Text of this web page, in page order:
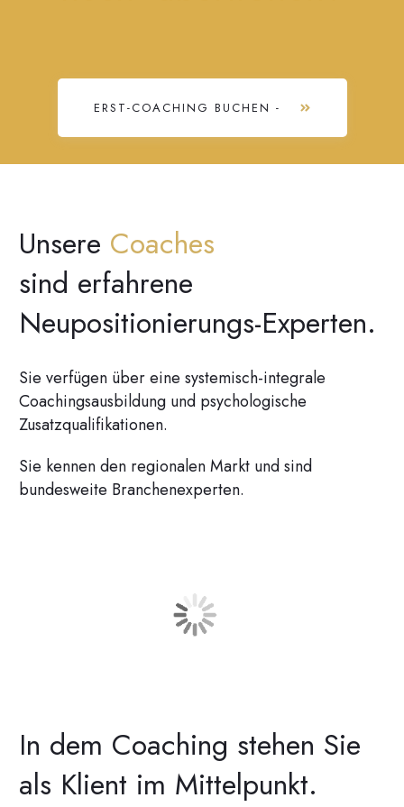
ERST-COACHING BUCHEN -
Unsere Coaches
sind erfahrene
Neupositionierungs-Experten.
Sie verfügen über eine systemisch-integrale
Coachingsausbildung und psychologische
Zusatzqualifikationen.
Sie kennen den regionalen Markt und sind
bundesweite Branchenexperten.
In dem Coaching stehen Sie
als Klient im Mittelpunkt.